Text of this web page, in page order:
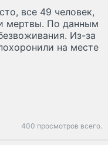
все 49 человек,
мертвы. По данным
Из-за
на месте
400 просмотров всего.